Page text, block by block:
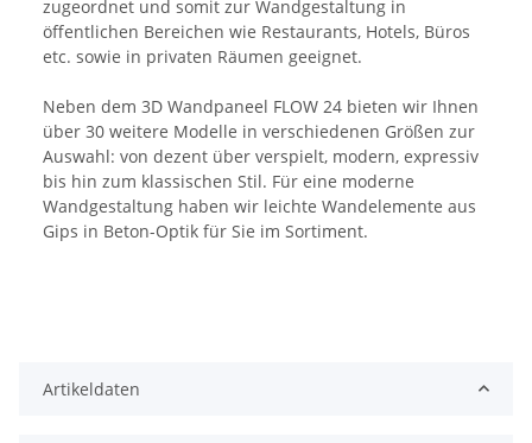
zugeordnet und somit zur Wandgestaltung in
öffentlichen Bereichen wie Restaurants, Hotels, Büros
etc. sowie in privaten Räumen geeignet.
Neben dem 3D Wandpaneel FLOW 24 bieten wir Ihnen
über 30 weitere Modelle in verschiedenen Größen zur
Auswahl: von dezent über verspielt, modern, expressiv
bis hin zum klassischen Stil. Für eine moderne
Wandgestaltung haben wir leichte Wandelemente aus
Gips in Beton-Optik für Sie im Sortiment.
Artikeldaten